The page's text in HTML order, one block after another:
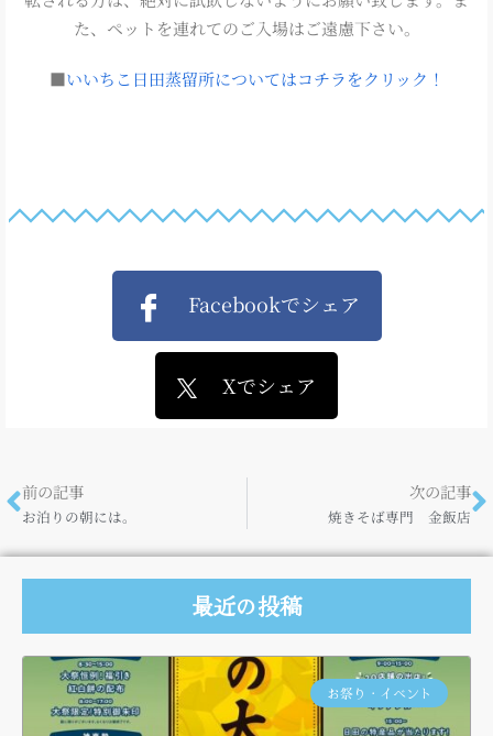
た、ペットを連れてのご入場はご遠慮下さい。
■いいちこ日田蒸留所についてはコチラをクリック！
Facebookでシェア
Xでシェア
前の記事
お泊りの朝には。
次の記事
焼きそば専門 金飯店
最近の投稿
お祭り・イベント